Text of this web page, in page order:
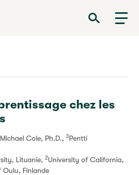
des jeunes enfants
chez les
Michael Cole, Ph.D., 3Pentti
Lituanie, 2University of California,
Oulu, Finlande